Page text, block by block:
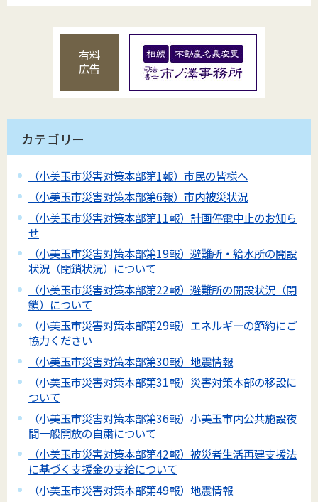
有料
広告
カテゴリー
（小美玉市災害対策本部第1報）市民の皆様へ
（小美玉市災害対策本部第6報）市内被災状況
（小美玉市災害対策本部第11報）計画停電中止のお知ら
せ
（小美玉市災害対策本部第19報）避難所・給水所の開設
状況（閉鎖状況）について
（小美玉市災害対策本部第22報）避難所の開設状況（閉
鎖）について
（小美玉市災害対策本部第29報）エネルギーの節約にご
協力ください
（小美玉市災害対策本部第30報）地震情報
（小美玉市災害対策本部第31報）災害対策本部の移設に
ついて
（小美玉市災害対策本部第36報）小美玉市内公共施設夜
間一般開放の自粛について
（小美玉市災害対策本部第42報）被災者生活再建支援法
に基づく支援金の支給について
（小美玉市災害対策本部第49報）地震情報